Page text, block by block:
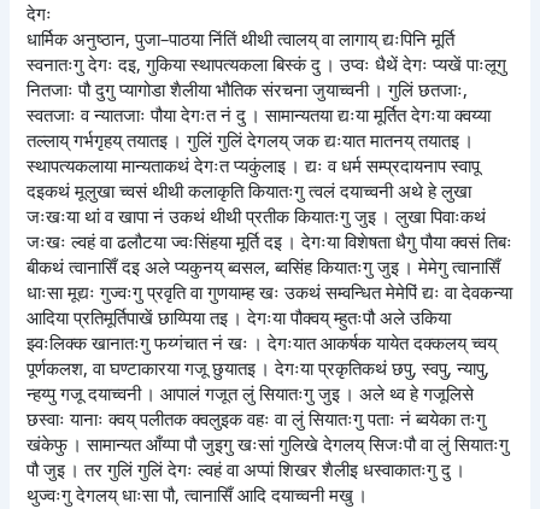
देगः
धार्मिक अनुष्ठान, पुजा–पाठया निंतिं थीथी त्वालय् वा लागाय् द्यःपिनि मूर्ति
स्वनातःगु देगः दइ, गुकिया स्थापत्यकला बिस्कं दु । उप्वः धैथें देगः प्यखें पाःलूगु
नितजाः पौ दुगु प्यागोडा शैलीया भौतिक संरचना जुयाच्वनी । गुलिं छतजाः,
स्वतजाः व न्यातजाः पौया देगःत नं दु । सामान्यतया द्यःया मूर्तित देगःया क्वय्या
तल्लाय् गर्भगृहय् तयातइ । गुलिं गुलिं देगलय् जक द्यःयात मातनय् तयातइ ।
स्थापत्यकलाया मान्यताकथं देगःत प्यकुंलाइ । द्यः व धर्म सम्प्रदायनाप स्वापू
दइकथं मूलुखा च्वसं थीथी कलाकृति कियातःगु त्वलं दयाच्वनी अथे हे लुखा
जःखःया थां व खापा नं उकथं थीथी प्रतीक कियातःगु जुइ । लुखा पिवाःकथं
जःखः ल्वहं वा ढलौटया ज्वःसिंहया मूर्ति दइ । देगःया विशेषता धैगु पौया क्वसं तिबः
बीकथं त्वानासिँ दइ अले प्यकुनय् ब्वसल, ब्वसिंह कियातःगु जुइ । मेमेगु त्वानासिँ
धाःसा मूद्यः गुज्वःगु प्रवृति वा गुणयाम्ह खः उकथं सम्वन्धित मेमेपिं द्यः वा देवकन्या
आदिया प्रतिमूर्तिपाखें छाय्पिया तइ । देगःया पौक्वय् म्हुतःपौ अले उकिया
झ्वःलिक्क खानातःगु फय्गंचात नं खः । देगःयात आकर्षक यायेत दक्कलय् च्वय्
पूर्णकलश, वा घण्टाकारया गजू छुयातइ । देगःया प्रकृतिकथं छपु, स्वपु, न्यापु,
न्हय्पु गजू दयाच्वनी । आपालं गजूत लुं सियातःगु जुइ । अले थ्व हे गजूलिसे
छस्वाः यानाः क्वय् पलीतक क्वलुइक वहः वा लुं सियातःगु पताः नं ब्वयेका तःगु
खंकेफु । सामान्यत आँय्पा पौ जुइगु खःसां गुलिखे देगलय् सिजःपौ वा लुं सियातःगु
पौ जुइ । तर गुलिं गुलिं देगः ल्वहं वा अप्पां शिखर शैलीइ धस्वाकातःगु दु ।
थुज्वःगु देगलय् धाःसा पौ, त्वानासिँ आदि दयाच्वनी मखु ।